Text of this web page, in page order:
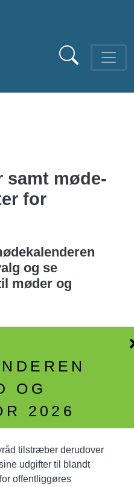
samt møde-
for
og se
møder og
OG
2026
tilstræber derudover
udgifter til blandt
offentliggøres